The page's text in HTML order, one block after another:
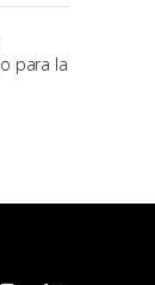
para la